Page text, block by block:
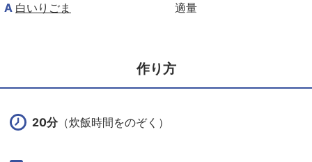
A 白いりごま 適量
作り方
20分（炊飯時間をのぞく）